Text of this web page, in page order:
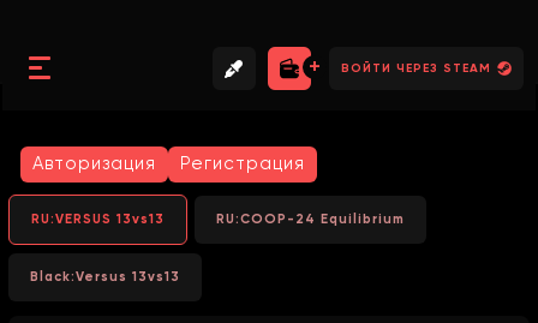
ВОЙТИ ЧЕРЕЗ STEAM
Авторизация Регистрация
RU:VERSUS 13vs13 RU:COOP-24 Equilibrium
Black:Versus 13vs13